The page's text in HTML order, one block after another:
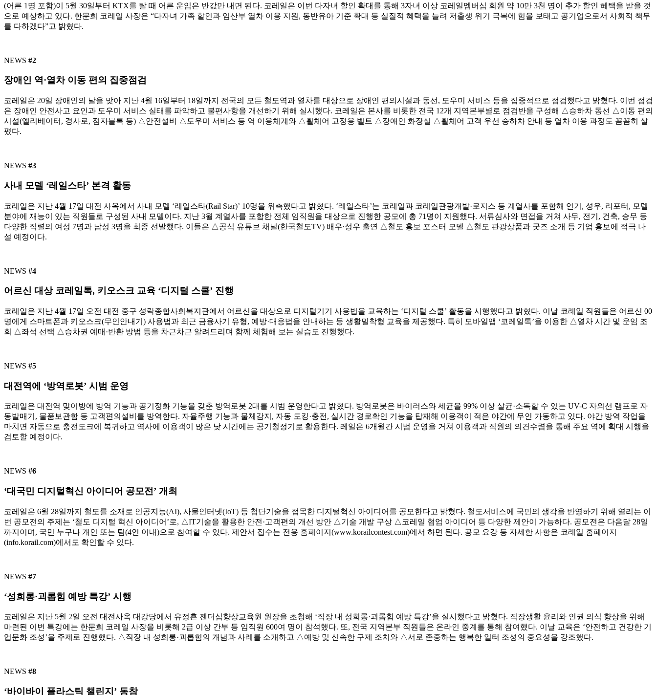
(어른 1명 포함)이 5월 30일부터 KTX를 탈 때 어른 운임은 반값만 내면 된다. 코레일은 이번 다자녀 할인 확대를 통해 3자녀 이상 코레일멤버십 회원 약 10만 3천 명이 추가 할인 혜택을 받을 것
으로 예상하고 있다. 한문희 코레일 사장은 “다자녀 가족 할인과 임산부 열차 이용 지원, 동반유아 기준 확대 등 실질적 혜택을 늘려 저출생 위기 극복에 힘을 보태고 공기업으로서 사회적 책무
를 다하겠다”고 밝혔다.
NEWS #2
장애인 역·열차 이동 편의 집중점검
코레일은 20일 장애인의 날을 맞아 지난 4월 16일부터 18일까지 전국의 모든 철도역과 열차를 대상으로 장애인 편의시설과 동선, 도우미 서비스 등을 집중적으로 점검했다고 밝혔다. 이번 점검
은 장애인 안전사고 요인과 도우미 서비스 실태를 파악하고 불편사항을 개선하기 위해 실시했다. 코레일은 본사를 비롯한 전국 12개 지역본부별로 점검반을 구성해 △승하차 동선 △이동 편의
시설(엘리베이터, 경사로, 점자블록 등) △안전설비 △도우미 서비스 등 역 이용체계와 △휠체어 고정용 벨트 △장애인 화장실 △휠체어 고객 우선 승하차 안내 등 열차 이용 과정도 꼼꼼히 살
폈다.
NEWS #3
사내 모델 ‘레일스타’ 본격 활동
코레일은 지난 4월 17일 대전 사옥에서 사내 모델 ‘레일스타(Rail Star)’ 10명을 위촉했다고 밝혔다. ‘레일스타’는 코레일과 코레일관광개발·로지스 등 계열사를 포함해 연기, 성우, 리포터, 모델
분야에 재능이 있는 직원들로 구성된 사내 모델이다. 지난 3월 계열사를 포함한 전체 임직원을 대상으로 진행한 공모에 총 71명이 지원했다. 서류심사와 면접을 거쳐 사무, 전기, 건축, 승무 등
다양한 직렬의 여성 7명과 남성 3명을 최종 선발했다. 이들은 △공식 유튜브 채널(한국철도TV) 배우·성우 출연 △철도 홍보 포스터 모델 △철도 관광상품과 굿즈 소개 등 기업 홍보에 적극 나
설 예정이다.
NEWS #4
어르신 대상 코레일톡, 키오스크 교육 ‘디지털 스쿨’ 진행
코레일은 지난 4월 17일 오전 대전 중구 성락종합사회복지관에서 어르신을 대상으로 디지털기기 사용법을 교육하는 ‘디지털 스쿨’ 활동을 시행했다고 밝혔다. 이날 코레일 직원들은 어르신 00
명에게 스마트폰과 키오스크(무인안내기) 사용법과 최근 금융사기 유형, 예방·대응법을 안내하는 등 생활밀착형 교육을 제공했다. 특히 모바일앱 ‘코레일톡’을 이용한 △열차 시간 및 운임 조
회 △좌석 선택 △승차권 예매·반환 방법 등을 차근차근 알려드리며 함께 체험해 보는 실습도 진행했다.
NEWS #5
대전역에 ‘방역로봇’ 시범 운영
코레일은 대전역 맞이방에 방역 기능과 공기정화 기능을 갖춘 방역로봇 2대를 시범 운영한다고 밝혔다. 방역로봇은 바이러스와 세균을 99% 이상 살균·소독할 수 있는 UV-C 자외선 램프로 자
동발매기, 물품보관함 등 고객편의설비를 방역한다. 자율주행 기능과 물체감지, 자동 도킹·충전, 실시간 경로확인 기능을 탑재해 이용객이 적은 야간에 무인 가동하고 있다. 야간 방역 작업을
마치면 자동으로 충전도크에 복귀하고 역사에 이용객이 많은 낮 시간에는 공기청정기로 활용한다. 레일은 6개월간 시범 운영을 거쳐 이용객과 직원의 의견수렴을 통해 주요 역에 확대 시행을
검토할 예정이다.
NEWS #6
‘대국민 디지털혁신 아이디어 공모전’ 개최
코레일은 6월 28일까지 철도를 소재로 인공지능(AI), 사물인터넷(IoT) 등 첨단기술을 접목한 디지털혁신 아이디어를 공모한다고 밝혔다. 철도서비스에 국민의 생각을 반영하기 위해 열리는 이
번 공모전의 주제는 ‘철도 디지털 혁신 아이디어’로, △IT기술을 활용한 안전·고객편의 개선 방안 △기술 개발 구상 △코레일 협업 아이디어 등 다양한 제안이 가능하다. 공모전은 다음달 28일
까지이며, 국민 누구나 개인 또는 팀(4인 이내)으로 참여할 수 있다. 제안서 접수는 전용 홈페이지(www.korailcontest.com)에서 하면 된다. 공모 요강 등 자세한 사항은 코레일 홈페이지
(info.korail.com)에서도 확인할 수 있다.
NEWS #7
‘성희롱·괴롭힘 예방 특강’ 시행
코레일은 지난 5월 2일 오전 대전사옥 대강당에서 유정흔 젠더십향상교육원 원장을 초청해 ‘직장 내 성희롱·괴롭힘 예방 특강’을 실시했다고 밝혔다. 직장생활 윤리와 인권 의식 향상을 위해
마련된 이번 특강에는 한문희 코레일 사장을 비롯해 2급 이상 간부 등 임직원 600여 명이 참석했다. 또, 전국 지역본부 직원들은 온라인 중계를 통해 참여했다. 이날 교육은 ‘안전하고 건강한 기
업문화 조성’을 주제로 진행했다. △직장 내 성희롱·괴롭힘의 개념과 사례를 소개하고 △예방 및 신속한 구제 조치와 △서로 존중하는 행복한 일터 조성의 중요성을 강조했다.
NEWS #8
‘바이바이 플라스틱 챌린지’ 동참